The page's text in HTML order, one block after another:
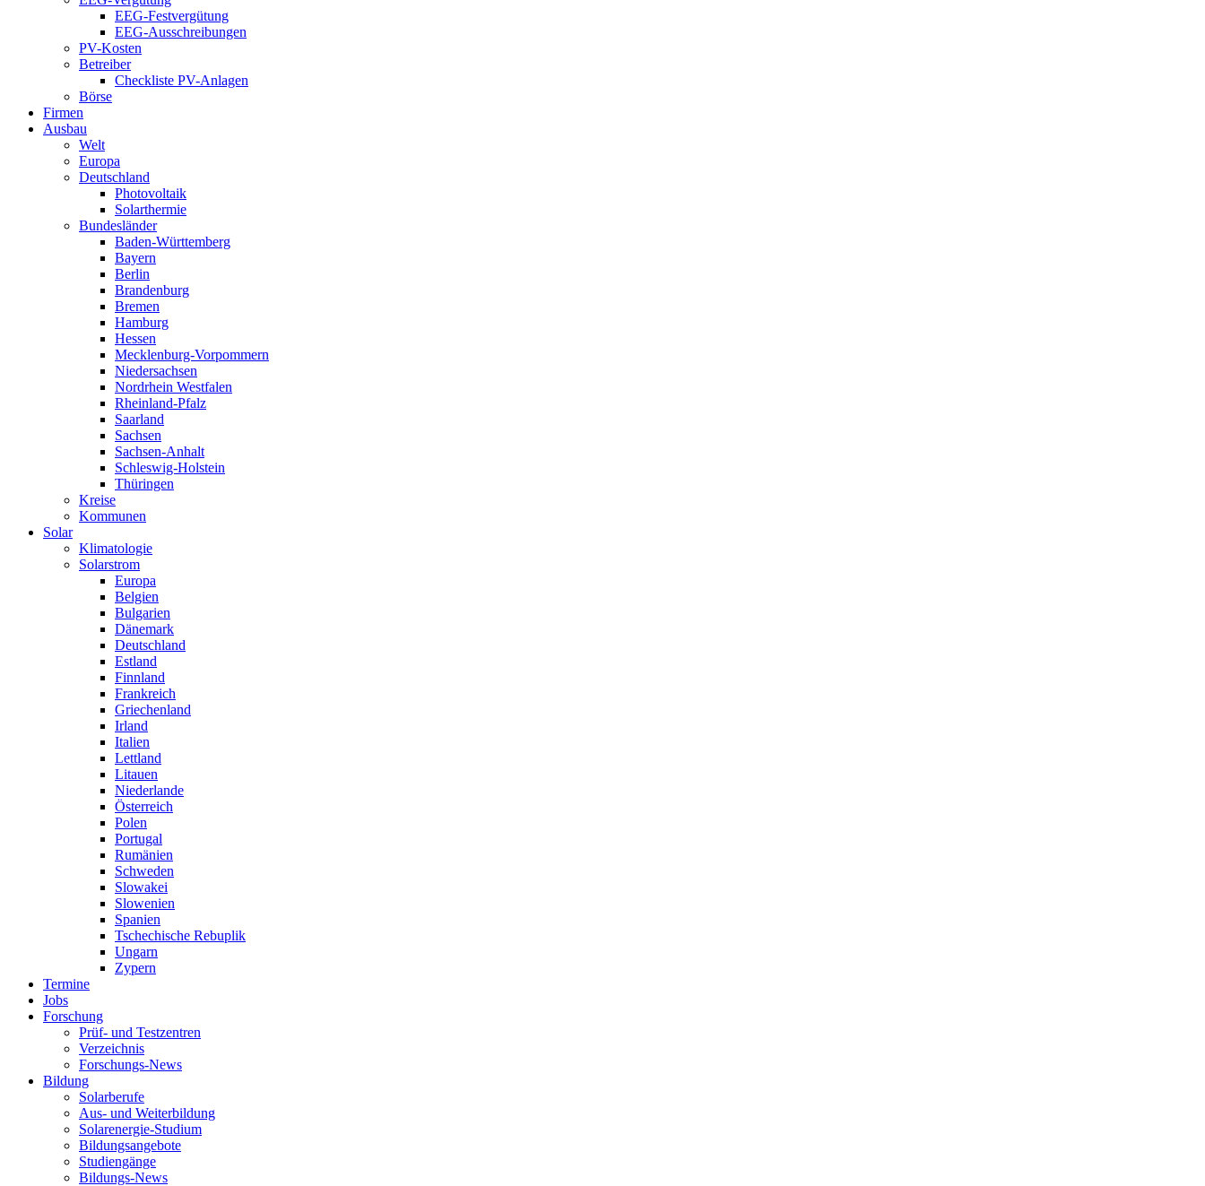
EEG-Festvergütung
EEG-Ausschreibungen
PV-Kosten
Betreiber
Checkliste PV-Anlagen
Börse
Firmen
Ausbau
Welt
Europa
Deutschland
Photovoltaik
Solarthermie
Bundesländer
Baden-Württemberg
Bayern
Berlin
Brandenburg
Bremen
Hamburg
Hessen
Mecklenburg-Vorpommern
Niedersachsen
Nordrhein Westfalen
Rheinland-Pfalz
Saarland
Sachsen
Sachsen-Anhalt
Schleswig-Holstein
Thüringen
Kreise
Kommunen
Solar
Klimatologie
Solarstrom
Europa
Belgien
Bulgarien
Dänemark
Deutschland
Estland
Finnland
Frankreich
Griechenland
Irland
Italien
Lettland
Litauen
Niederlande
Österreich
Polen
Portugal
Rumänien
Schweden
Slowakei
Slowenien
Spanien
Tschechische Rebuplik
Ungarn
Zypern
Termine
Jobs
Forschung
Prüf- und Testzentren
Verzeichnis
Forschungs-News
Bildung
Solarberufe
Aus- und Weiterbildung
Solarenergie-Studium
Bildungsangebote
Studiengänge
Bildungs-News